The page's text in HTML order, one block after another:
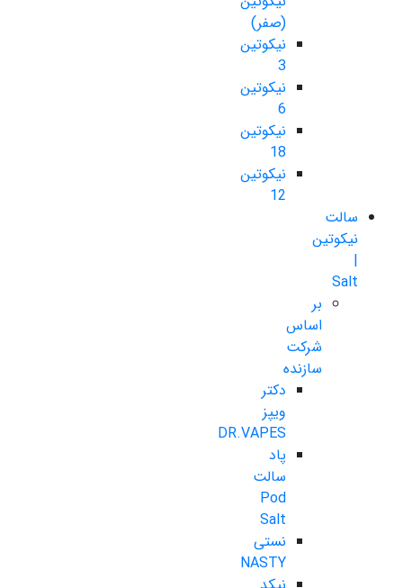
(صفر)
نیکوتین
3
نیکوتین
6
نیکوتین
18
نیکوتین
12
سالت
نیکوتین
|
Salt
بر
اساس
شرکت
سازنده
دکتر
ویپز
DR.VAPES
پاد
سالت
Pod
Salt
نستی
NASTY